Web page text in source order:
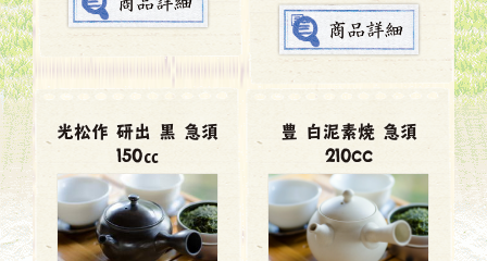
光松作 研出 黒 急須
150㏄
豊 白泥素焼 急須
210cc